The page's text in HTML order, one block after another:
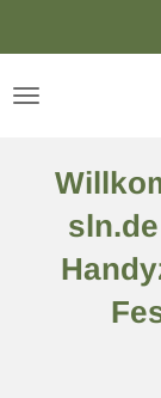
Hauptinhalt
springen